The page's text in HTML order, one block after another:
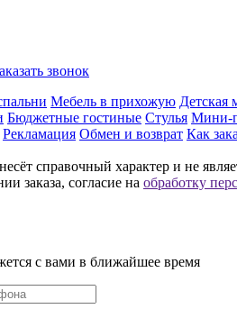
звонок
Мебель в прихожую Детская
Бюджетные гостиные Стулья Мини-
Рекламация Обмен и возврат Как
справочный характер и не
заказа, согласие на обработку
с вами в ближайшее время